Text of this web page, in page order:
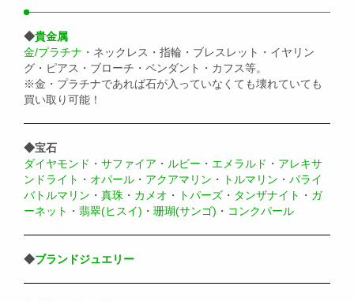
◆貴金属
金/プラチナ ・ネックレス・指輪・ブレスレット・イヤリン
グ・ピアス・ブローチ・ペンダント・カフス等。
※金・プラチナであれば石が入っていなくても壊れていても
買い取り可能！
◆宝石
ダイヤモンド ・ サファイア ・ ルビー ・ エメラルド ・ アレキサ
ンドライト ・ オパール ・ アクアマリン ・ トルマリン ・ パライ
バトルマリン ・ 真珠 ・ カメオ ・ トパーズ ・ タンザナイト ・ ガ
ーネット ・ 翡翠(ヒスイ) ・ 珊瑚(サンゴ) ・ コンクパール
◆ブランドジュエリー